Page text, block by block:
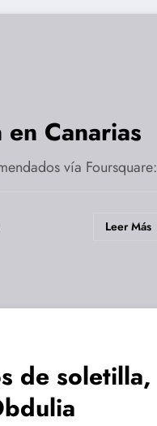
Canarias
vía Foursquare:
Leer Más
de soletilla,